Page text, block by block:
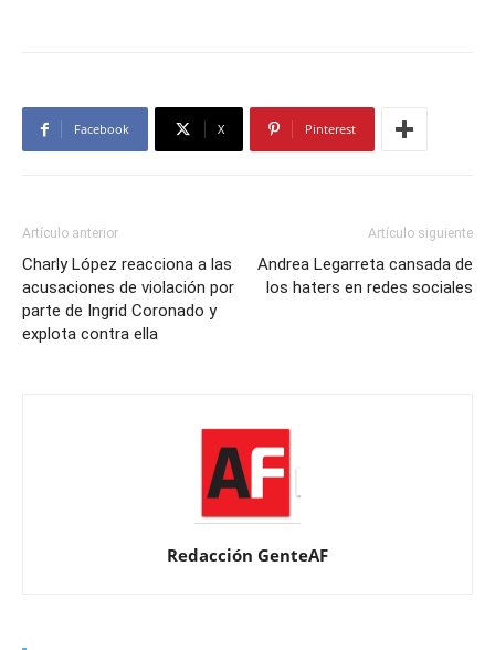
Facebook X Pinterest
Artículo anterior
Charly López reacciona a las
acusaciones de violación por
parte de Ingrid Coronado y
explota contra ella
Artículo siguiente
Andrea Legarreta cansada de
los haters en redes sociales
Redacción GenteAF